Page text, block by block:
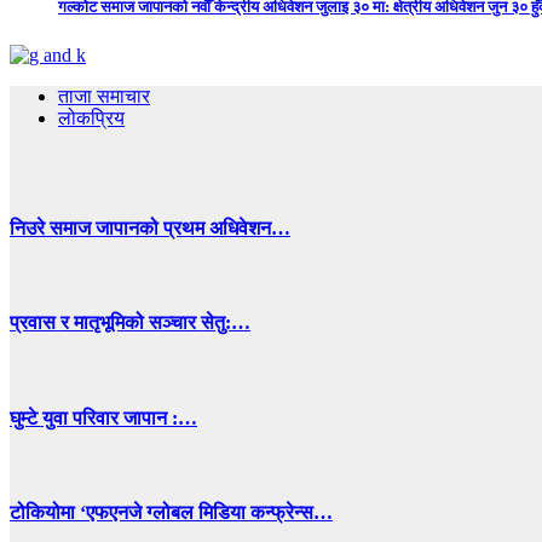
गल्कोट समाज जापानको नवौँ केन्द्रीय अधिवेशन जुलाइ ३० मा: क्षेत्रीय अधिवेशन जुन ३०
ताजा समाचार
लोकप्रिय
निउरे समाज जापानको प्रथम अधिवेशन…
प्रवास र मातृभूमिको सञ्चार सेतु:…
घुम्टे युवा परिवार जापान :…
टोकियोमा ‘एफएनजे ग्लोबल मिडिया कन्फ्रेन्स…